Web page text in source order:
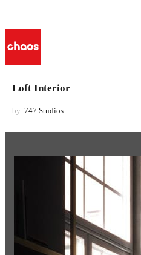
Loft Interior
by 747 Studios